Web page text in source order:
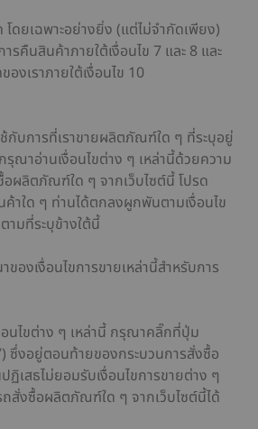
โดยเฉพาะอย่างยิ่ง (แต่ไม่จำกัดเพียง)
รคืนสินค้าภายใต้เงื่อนไข 7 และ 8 และ
งเราภายใต้เงื่อนไข 10
ช้กับการที่เราขายผลิตภัณฑ์ใด ๆ ที่ระบุอยู่
รุณาอ่านเงื่อนไขต่าง ๆ เหล่านี้ด้วยความ
อผลิตภัณฑ์ใด ๆ จากเว็บไซต์นี้ โปรด
ค้าใด ๆ ท่านได้ตกลงผูกพันตามเงื่อนไข
ามที่ระบุข้างใต้นี้
องเงื่อนไขการขายเหล่านี้สำหรับการ
นไขต่าง ๆ เหล่านี้ กรุณาคลิ๊กที่ปุ่ม
ซึ่งอยู่ตอนท้ายของกระบวนการสั่งซื้อ
ฏิเสธไม่ยอมรับเงื่อนไขการขายต่าง ๆ
ถสั่งซื้อผลิตภัณฑ์ใด ๆ จากเว็บไซต์นี้ได้